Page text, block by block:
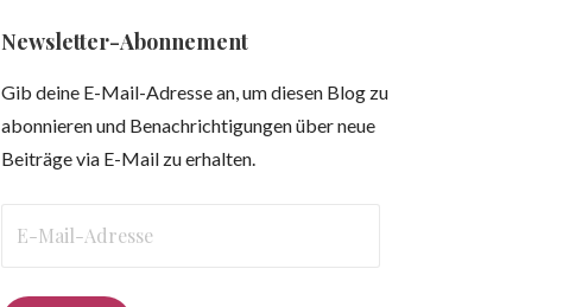
Newsletter-Abonnement
Gib deine E-Mail-Adresse an, um diesen Blog zu
abonnieren und Benachrichtigungen über neue
Beiträge via E-Mail zu erhalten.
Mail-